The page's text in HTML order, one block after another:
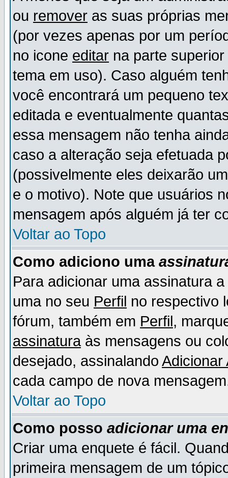
ou remover as suas próprias
(por vezes apenas por um
no icone editar na parte
tema em uso). Caso alguém
você encontrará um pequeno
editada e eventualmente
essa mensagem não tenha
caso a alteração seja efetuada
(possivelmente eles deixarão
e o motivo). Note que usuários
mensagem após alguém já ter
Voltar ao Topo
Como adiciono uma
Para adicionar uma assinatura
uma no seu Perfil no respectivo
fórum, também em Perfil,
assinaturaàs mensagens ou
desejado, assinalando Adicionar
cada campo de nova
Voltar ao Topo
Como posso adicionar uma
Criar uma enquete é fácil.
primeira mensagem de um